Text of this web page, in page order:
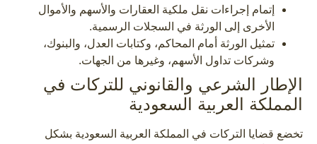
إتمام إجراءات نقل ملكية العقارات والأسهم والأموال
الأخرى إلى الورثة في السجلات الرسمية.
تمثيل الورثة أمام المحاكم، وكتابات العدل، والبنوك،
وشركات تداول الأسهم، وغيرها من الجهات.
الإطار الشرعي والقانوني للتركات في
المملكة العربية السعودية
تخضع قضايا التركات في المملكة العربية السعودية بشكل